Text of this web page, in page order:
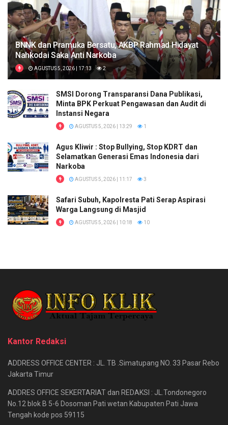
BNNK dan Pramuka Bersatu, AKBP Rahmad Hidayat
Nahkodai Saka Anti Narkoba
AGUSTUS 5, 2026 | 17:13 2
SMSI Dorong Transparansi Dana Publikasi,
Minta BPK Perkuat Pengawasan dan Audit di
Instansi Negara
AGUSTUS 5, 2026 | 13:29 1
Agus Kliwir : Stop Bullying, Stop KDRT dan
Selamatkan Generasi Emas Indonesia dari
Narkoba
AGUSTUS 5, 2026 | 11:17 3
Safari Subuh, Kapolresta Pati Serap Aspirasi
Warga Langsung di Masjid
AGUSTUS 5, 2026 | 10:18 10
Kantor Redaksi
ADDRESS OFFICE CENTER : JL. TB .Simatupang NO. 33 Pasar Rebo
Jakarta Timur
ADDRES OFFICE SEKERTARIAT dan REDAKSI : JL.Tondonegoro
No.12 blok B 5-6 Dosoman Pati wetan Kabupaten Pati Jawa
Tengah kode pos 59115